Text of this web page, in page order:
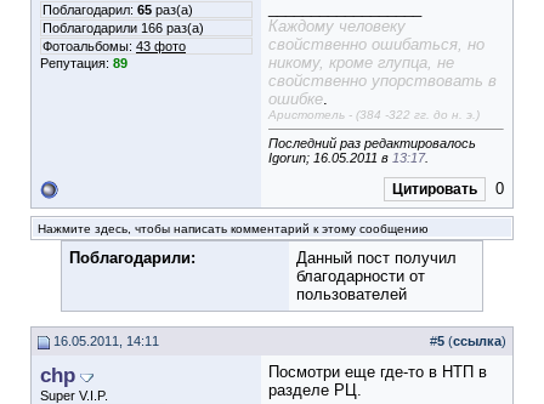
Поблагодарил: 65 раз(а)
Поблагодарили 166 раз(а)
Фотоальбомы: 43 фото
Репутация: 89
Каждому человеку
свойственно ошибаться, но
никому, кроме глупца, не
свойственно упорствовать в
ошибке.
Аристотель - (384 -322 гг. до н. э.)
Последний раз редактировалось
Igorun; 16.05.2011 в 13:17.
Цитировать 0
Нажмите здесь, чтобы написать комментарий к этому сообщению
Поблагодарили:
Данный пост получил
благодарности от
пользователей
16.05.2011, 14:11 #5 (ссылка)
chp
Super V.I.P.
Посмотри еще где-то в НТП в
разделе РЦ.